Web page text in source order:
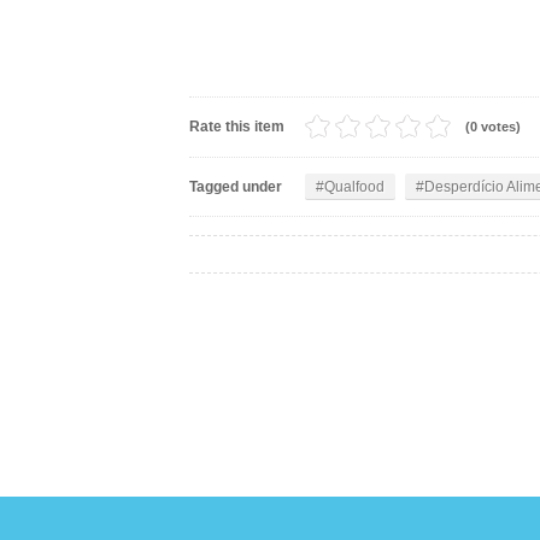
Rate this item (0 votes)
Tagged under Qualfood Desperdício